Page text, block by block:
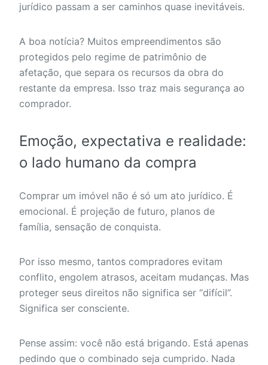
jurídico passam a ser caminhos quase inevitáveis.
A boa notícia? Muitos empreendimentos são
protegidos pelo regime de patrimônio de
afetação, que separa os recursos da obra do
restante da empresa. Isso traz mais segurança ao
comprador.
Emoção, expectativa e realidade:
o lado humano da compra
Comprar um imóvel não é só um ato jurídico. É
emocional. É projeção de futuro, planos de
família, sensação de conquista.
Por isso mesmo, tantos compradores evitam
conflito, engolem atrasos, aceitam mudanças. Mas
proteger seus direitos não significa ser “difícil”.
Significa ser consciente.
Pense assim: você não está brigando. Está apenas
pedindo que o combinado seja cumprido. Nada